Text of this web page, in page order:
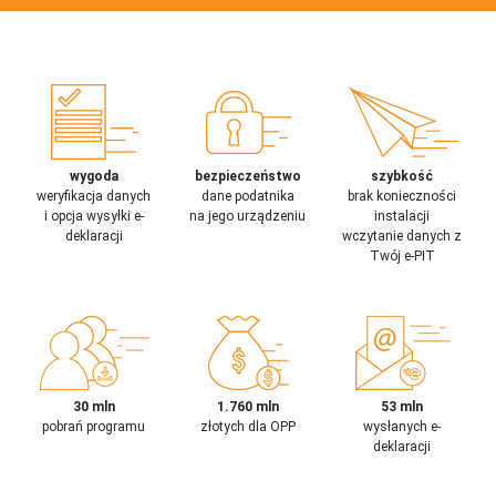
wygoda
weryfikacja danych
i opcja wysyłki e-
deklaracji
bezpieczeństwo
dane podatnika
na jego urządzeniu
szybkość
brak konieczności
instalacji
wczytanie danych z
Twój e-PIT
30 mln
pobrań programu
1.760 mln
złotych dla OPP
53 mln
wysłanych e-
deklaracji